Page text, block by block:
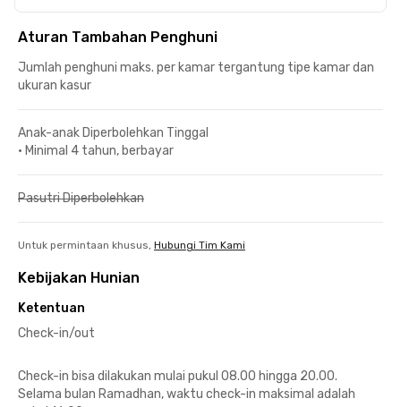
Aturan Tambahan Penghuni
Jumlah penghuni maks. per kamar tergantung tipe kamar dan
ukuran kasur
Anak-anak Diperbolehkan Tinggal
• Minimal 4 tahun, berbayar
Pasutri Diperbolehkan
Untuk permintaan khusus, Hubungi Tim Kami
Kebijakan Hunian
Ketentuan
Check-in/out
Check-in bisa dilakukan mulai pukul 08.00 hingga 20.00.
Selama bulan Ramadhan, waktu check-in maksimal adalah